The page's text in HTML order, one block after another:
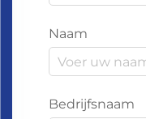
Naam
Bedrijfsnaam